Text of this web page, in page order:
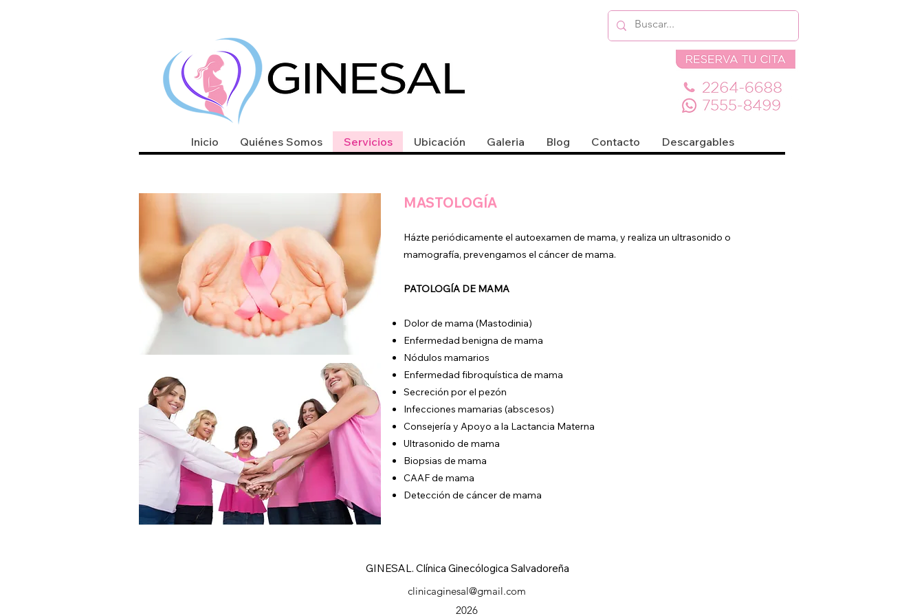
Inicio Quiénes Somos Servicios Ubicación Galeria Blog Contacto Descargables
MASTOLOGÍA
Házte periódicamente el autoexamen de mama, y realiza un ultrasonido o
mamografía, prevengamos el cáncer de mama.
PATOLOGÍA DE MAMA
Dolor de mama (Mastodinia)
Enfermedad benigna de mama
Nódulos mamarios
Enfermedad fibroquística de mama
Secreción por el pezón
Infecciones mamarias (abscesos)
Consejería y Apoyo a la Lactancia Materna
Ultrasonido de mama
Biopsias de mama
CAAF de mama
Detección de cáncer de mama
GINESAL. Clínica Ginecólogica Salvadoreña
clinicaginesal@gmail.com
2026